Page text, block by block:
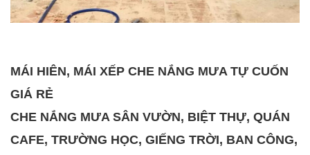
MÁI HIÊN, MÁI XẾP CHE NẮNG MƯA TỰ CUỐN
GIÁ RẺ
CHE NẮNG MƯA SÂN VƯỜN, BIỆT THỰ, QUÁN
CAFE, TRƯỜNG HỌC, GIẾNG TRỜI, BAN CÔNG,